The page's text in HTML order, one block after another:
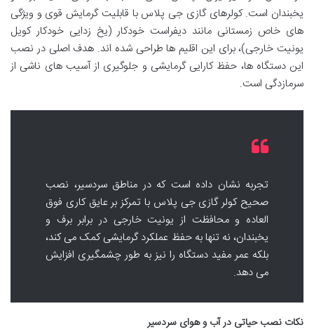
یخبندان است. کولرهای گازی جی پلاس با قابلیت گرمایش قوی و ویژگی
های خاص زمستانی مانند دیفراست خودکار (یخ زدایی خودکار کویل
یونیت خارجی)، برای این اقلیم ها طراحی شده اند. هدف اصلی در نصب
این دستگاه ها، حفظ کارایی گرمایشی و جلوگیری از آسیب های ناشی از
سرمازدگی است.
تجربه نشان داده است که در مناطق سردسیر، نصب
صحیح کولر گازی جی پلاس با تمرکز بر عایق کاری فوق
العاده و محافظت از یونیت خارجی در برابر برف و
یخبندان، نه تنها به حفظ عملکرد گرمایشی کمک می کند،
بلکه عمر مفید دستگاه را نیز به طور چشمگیری افزایش
می دهد.
نکات نصب حیاتی در آب و هوای سردسیر